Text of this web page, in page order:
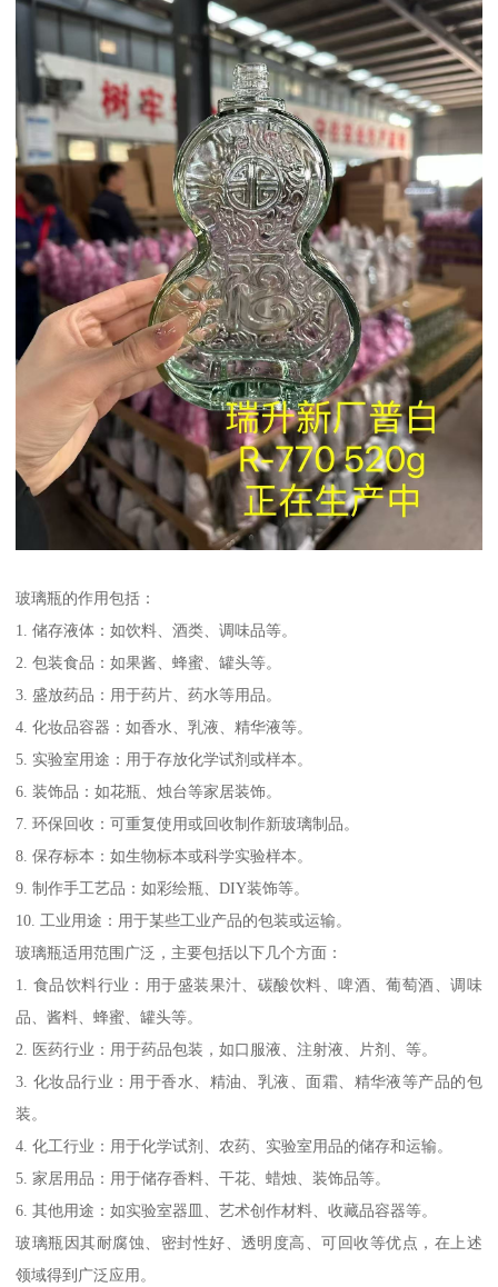
玻璃瓶的作用包括：
1. 储存液体：如饮料、酒类、调味品等。
2. 包装食品：如果酱、蜂蜜、罐头等。
3. 盛放药品：用于药片、药水等用品。
4. 化妆品容器：如香水、乳液、精华液等。
5. 实验室用途：用于存放化学试剂或样本。
6. 装饰品：如花瓶、烛台等家居装饰。
7. 环保回收：可重复使用或回收制作新玻璃制品。
8. 保存标本：如生物标本或科学实验样本。
9. 制作手工艺品：如彩绘瓶、DIY装饰等。
10. 工业用途：用于某些工业产品的包装或运输。
玻璃瓶适用范围广泛，主要包括以下几个方面：
1. 食品饮料行业：用于盛装果汁、碳酸饮料、啤酒、葡萄酒、调味
品、酱料、蜂蜜、罐头等。
2. 医药行业：用于药品包装，如口服液、注射液、片剂、等。
3. 化妆品行业：用于香水、精油、乳液、面霜、精华液等产品的包
装。
4. 化工行业：用于化学试剂、农药、实验室用品的储存和运输。
5. 家居用品：用于储存香料、干花、蜡烛、装饰品等。
6. 其他用途：如实验室器皿、艺术创作材料、收藏品容器等。
玻璃瓶因其耐腐蚀、密封性好、透明度高、可回收等优点，在上述
领域得到广泛应用。